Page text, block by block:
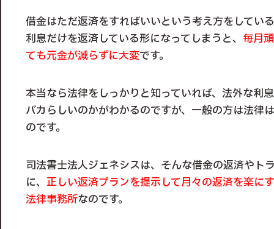
借金はただ返済をすればいいという考え方をしてい
利息だけを返済している形になってしまうと、 毎月
ても元金が減らずに大変です。
本当なら法律をしっかりと知っていれば、法外な利
バカらしいのかがわかるのですが、一般の方は法律
のです。
司法書士法人ジェネシスは、そんな借金の返済やト
に、 正しい返済プランを提示して月々の返済を楽に
法律事務所なのです。